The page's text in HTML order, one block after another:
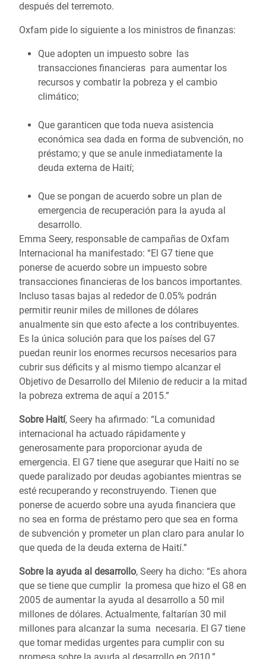
después del terremoto.
Oxfam pide lo siguiente a los ministros de finanzas:
Que adopten un impuesto sobre las
transacciones financieras para aumentar los
recursos y combatir la pobreza y el cambio
climático;
Que garanticen que toda nueva asistencia
económica sea dada en forma de subvención, no
préstamo; y que se anule inmediatamente la
deuda externa de Haití;
Que se pongan de acuerdo sobre un plan de
emergencia de recuperación para la ayuda al
desarrollo.
Emma Seery, responsable de campañas de Oxfam
Internacional ha manifestado: “El G7 tiene que
ponerse de acuerdo sobre un impuesto sobre
transacciones financieras de los bancos importantes.
Incluso tasas bajas al rededor de 0.05% podrán
permitir reunir miles de millones de dólares
anualmente sin que esto afecte a los contribuyentes.
Es la única solución para que los países del G7
puedan reunir los enormes recursos necesarios para
cubrir sus déficits y al mismo tiempo alcanzar el
Objetivo de Desarrollo del Milenio de reducir a la mitad
la pobreza extrema de aquí a 2015.”
Sobre Haití, Seery ha afirmado: “La comunidad
internacional ha actuado rápidamente y
generosamente para proporcionar ayuda de
emergencia. El G7 tiene que asegurar que Haití no se
quede paralizado por deudas agobiantes mientras se
esté recuperando y reconstruyendo. Tienen que
ponerse de acuerdo sobre una ayuda financiera que
no sea en forma de préstamo pero que sea en forma
de subvención y prometer un plan claro para anular lo
que queda de la deuda externa de Haití.”
Sobre la ayuda al desarrollo, Seery ha dicho: “Es ahora
que se tiene que cumplir la promesa que hizo el G8 en
2005 de aumentar la ayuda al desarrollo a 50 mil
millones de dólares. Actualmente, faltarían 30 mil
millones para alcanzar la suma necesaria. El G7 tiene
que tomar medidas urgentes para cumplir con su